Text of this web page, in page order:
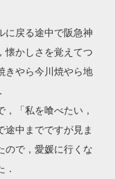
に戻る途中で阪急神
懐かしさを覚えてつ
きやら今川焼やら地
「私を喰べたい，
途中までですが見ま
ので，愛媛に行くな